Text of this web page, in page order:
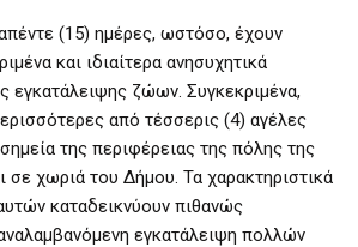
(15) ημέρες, ωστόσο, έχουν
και ιδιαίτερα ανησυχητικά
εγκατάλειψης ζώων. Συγκεκριμένα,
από τέσσερις (4) αγέλες
της περιφέρειας της πόλης της
σε χωριά του Δήμου. Τα χαρακτηριστικά
καταδεικνύουν πιθανώς
εγκατάλειψη πολλών